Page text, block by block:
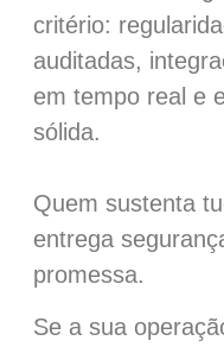
critério:
auditadas,
em tempo real e
sólida.
Quem sustenta
entrega
promessa.
Se a sua